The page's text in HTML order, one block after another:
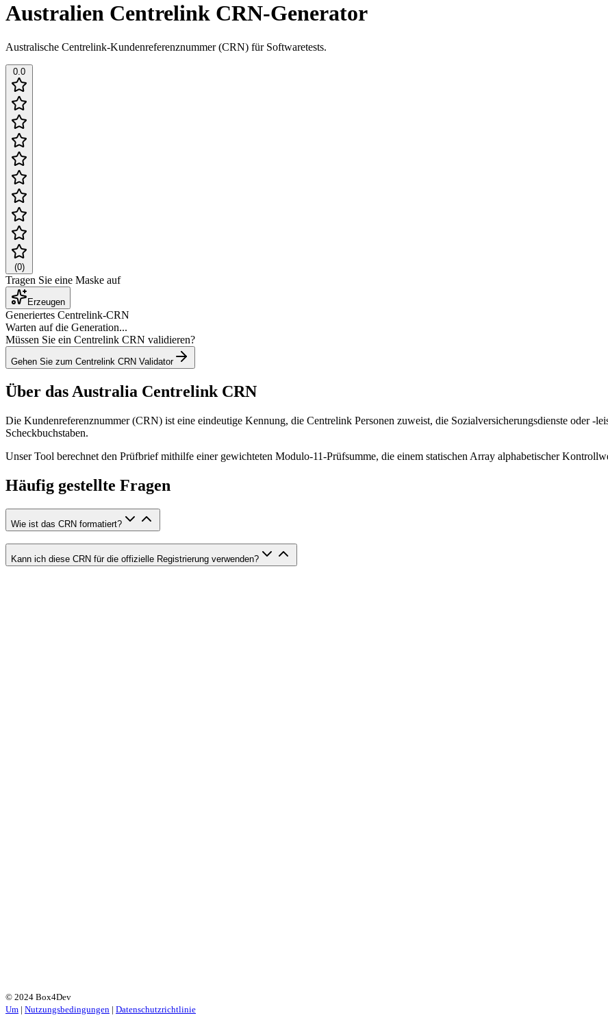
Australien Centrelink CRN-Generator
Australische Centrelink-Kundenreferenznummer (CRN) für Softwaretests.
0.0
(0)
Tragen Sie eine Maske auf
Erzeugen
Generiertes Centrelink-CRN
Warten auf die Generation...
Müssen Sie ein Centrelink CRN validieren?
Gehen Sie zum Centrelink CRN Validator
Über das Australia Centrelink CRN
Die Kundenreferenznummer (CRN) ist eine eindeutige Kennung, die Centrelink Personen zuweist, die Sozialversicherungsdienste oder -
Scheckbuchstaben.
Unser Tool berechnet den Prüfbrief mithilfe einer gewichteten Modulo-11-Prüfsumme, die einem statischen Array alphabetischer
Häufig gestellte Fragen
Wie ist das CRN formatiert?
Kann ich diese CRN für die offizielle Registrierung verwenden?
© 2024 Box4Dev
Um | Nutzungsbedingungen | Datenschutzrichtlinie